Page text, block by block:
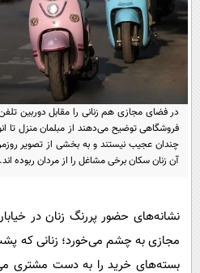
سفر و تفریح
علمی
اخبار کریپتو
گوناگون
سرگرمی
باشگاه مغز
اقتصاد
سیاست
سرگرمی
گوناگون
حوادث
عصر ایران 2
خواندنی ها و
داستان کوتاه
پیامک
آشپزی
دانلود
در فضای مجازی هم زنانی را مقابل دوربین
فروشگاهی توضیح می‌دهند از مبلمان منزل تا
چندان عجیب نیستند و به بخشی از تصویر
آن زنان سکان برخی مشاغل را از مردان ربوده اند.
نشانه‌های حضور پررنگ زنان در
مجازی به چشم می‌خورد؛ زنانی که
بسته‌های خرید را به دست مشتری